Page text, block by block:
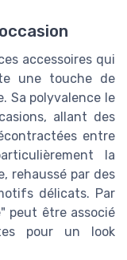
accessoires qui
une touche de
Sa polyvalence le
allant des
entre
la
rehaussé par des
délicats. Par
peut être associé
pour un look